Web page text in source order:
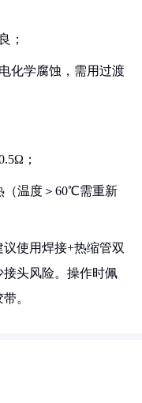
；
化学腐蚀，需用过渡
；
（温度＞60℃需重新
使用焊接+热缩管双
头风险。操作时佩
。